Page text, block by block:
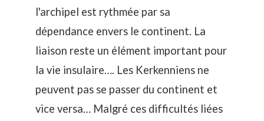
l'archipel est rythmée par sa
dépendance envers le continent. La
liaison reste un élément important pour
la vie insulaire…. Les Kerkenniens ne
peuvent pas se passer du continent et
vice versa… Malgré ces difficultés liées